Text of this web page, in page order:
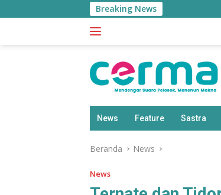
ke
Breaking News
News Feature Sastra
Beranda News
News